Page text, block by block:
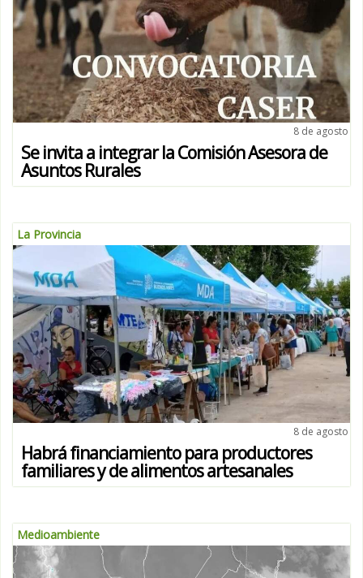
8 de agosto
Se invita a integrar la Comisión Asesora de
Asuntos Rurales
La Provincia
8 de agosto
Habrá financiamiento para productores
familiares y de alimentos artesanales
Medioambiente